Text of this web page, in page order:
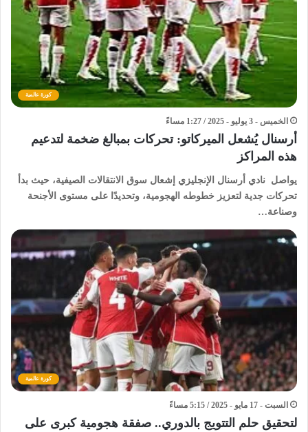
كورة عالمية
الخميس - 3 يوليو - 2025 / 1:27 مساءً
أرسنال يُشعل الميركاتو: تحركات بمبالغ ضخمة لتدعيم
هذه المراكز
يواصل نادي أرسنال الإنجليزي إشعال سوق الانتقالات الصيفية، حيث بدأ
تحركات جدية لتعزيز خطوطه الهجومية، وتحديدًا على مستوى الأجنحة
وصناعة…
كورة عالمية
السبت - 17 مايو - 2025 / 5:15 مساءً
لتحقيق حلم التتويج بالدوري.. صفقة هجومية كبرى على